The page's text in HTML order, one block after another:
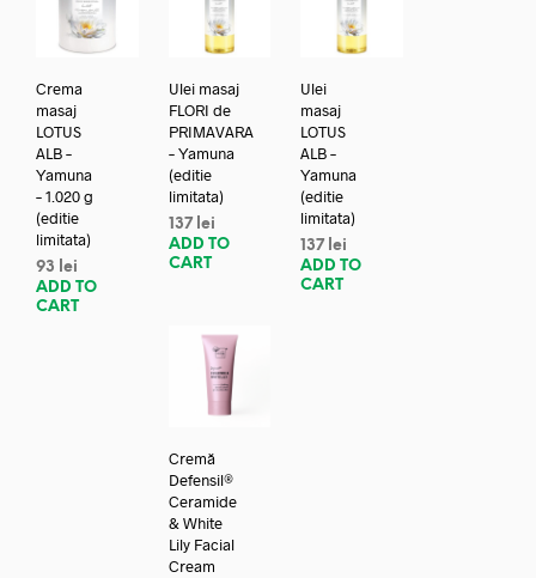
Crema
masaj
LOTUS
ALB –
Yamuna
– 1.020 g
(editie
limitata)
93
lei
ADD TO
CART
Ulei masaj
FLORI de
PRIMAVARA
– Yamuna
(editie
limitata)
137 lei
ADD TO
CART
Ulei
masaj
LOTUS
ALB –
Yamuna
(editie
limitata)
137 lei
ADD TO
CART
Cremă
Defensil®
Ceramide
& White
Lily Facial
Cream